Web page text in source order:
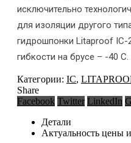
исключительно
для изоляции другого
гидрошпонки Litaproof IC-
гибкости на брусе – -40 С.
Категории: IC,
Share
Facebook Twitter LinkedIn
Детали
Актуальность цены